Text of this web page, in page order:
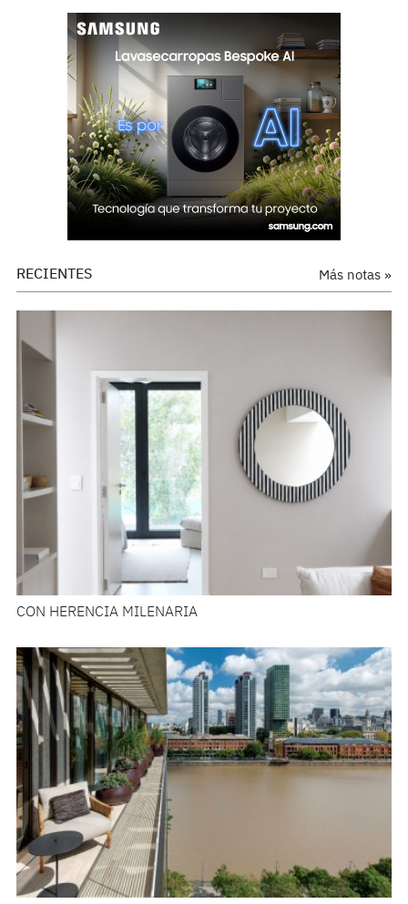
Más notas »
RECIENTES
CON HERENCIA MILENARIA